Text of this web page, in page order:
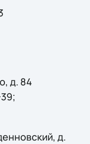
д. 84
д.